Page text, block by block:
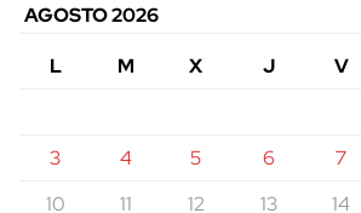
AGOSTO 2026
L
M X J V
3
4 5 6 7
10
11 12 13 14